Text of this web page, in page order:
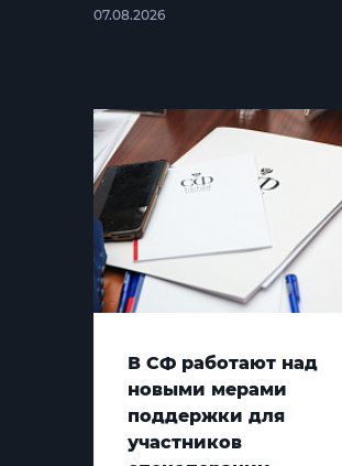
07.08.2026
В СФ работают над
новыми мерами
поддержки для
участников